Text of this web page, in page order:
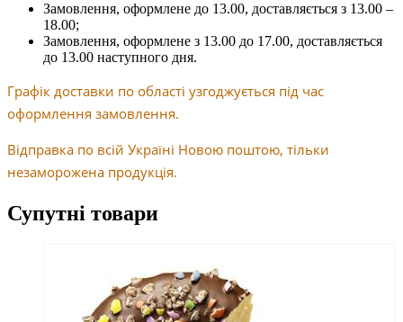
Замовлення, оформлене до 13.00, доставляється з 13.00 –
18.00;
Замовлення, оформлене з 13.00 до 17.00, доставляється
до 13.00 наступного дня.
Графік доставки по області узгоджується під час
оформлення замовлення.
Відправка по всій Україні Новою поштою, тільки
незаморожена продукція.
Супутні товари